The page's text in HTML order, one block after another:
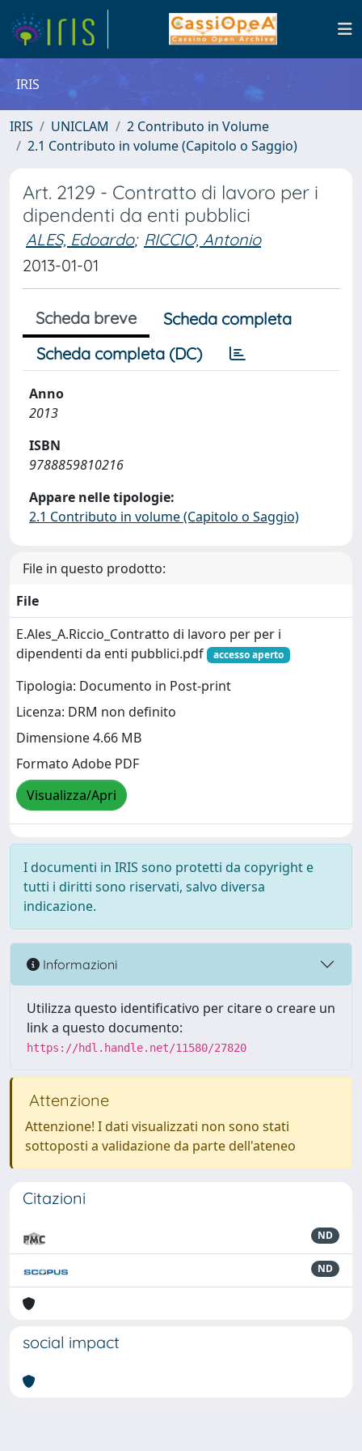
IRIS
IRIS UNICLAM
2 Contributo in Volume
2.1 Contributo in volume (Capitolo o Saggio)
Art. 2129 - Contratto di lavoro per i
dipendenti da enti pubblici
ALES, Edoardo; RICCIO, Antonio
2013-01-01
Scheda breve
Scheda completa
Scheda completa (DC)
Anno
2013
ISBN
9788859810216
Appare nelle tipologie:
2.1 Contributo in volume (Capitolo o Saggio)
File in questo prodotto:
File
E.Ales_A.Riccio_Contratto di lavoro per per i
dipendenti da enti pubblici.pdf
accesso aperto
Tipologia: Documento in Post-print
Licenza: DRM non definito
Dimensione 4.66 MB
Formato Adobe PDF
Visualizza/Apri
I documenti in IRIS sono protetti da copyright e
tutti i diritti sono riservati, salvo diversa
indicazione.
Informazioni
Utilizza questo identificativo per citare o creare un
link a questo documento:
https://hdl.handle.net/11580/27820
Attenzione
Attenzione! I dati visualizzati non sono stati
sottoposti a validazione da parte dell'ateneo
Citazioni
ND
ND
social impact